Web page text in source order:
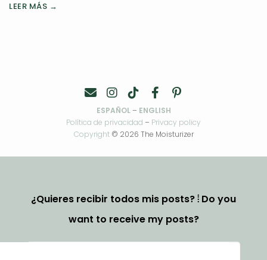
LEER MÁS →
ESPAÑOL– ENGLISH
Política de privacidad – Privacy policy
Copyright© 2026 The Moisturizer
¿Quieres recibir todos mis posts? ⦙ Do you
want to receive my posts?